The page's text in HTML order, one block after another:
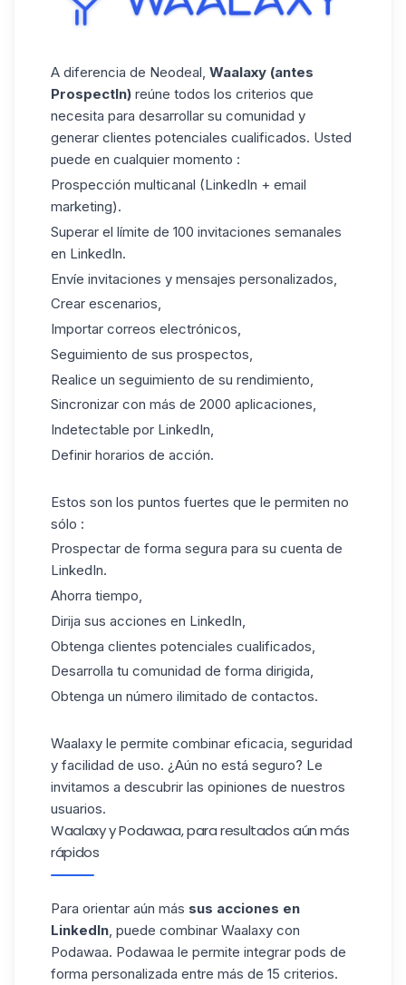
A diferencia de Neodeal, Waalaxy (antes
ProspectIn) reúne todos los criterios que
necesita para desarrollar su comunidad y
generar clientes potenciales cualificados. Usted
puede en cualquier momento :
Prospección multicanal (LinkedIn + email
marketing).
Superar el límite de 100 invitaciones semanales
en LinkedIn.
Envíe invitaciones y mensajes personalizados,
Crear escenarios,
Importar correos electrónicos,
Seguimiento de sus prospectos,
Realice un seguimiento de su rendimiento,
Sincronizar con más de 2000 aplicaciones,
Indetectable por LinkedIn,
Definir horarios de acción.
Estos son los puntos fuertes que le permiten no
sólo :
Prospectar de forma segura para su cuenta de
LinkedIn.
Ahorra tiempo,
Dirija sus acciones en LinkedIn,
Obtenga clientes potenciales cualificados,
Desarrolla tu comunidad de forma dirigida,
Obtenga un número ilimitado de contactos.
Waalaxy le permite combinar eficacia, seguridad
y facilidad de uso. ¿Aún no está seguro? Le
invitamos a descubrir las opiniones de nuestros
usuarios.
Waalaxy y Podawaa, para resultados aún más
rápidos
Para orientar aún más sus acciones en
LinkedIn , puede combinar Waalaxy con
Podawaa. Podawaa le permite integrar pods de
forma personalizada entre más de 15 criterios.